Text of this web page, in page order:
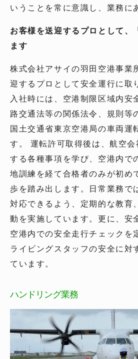
いうことを常に意識し、業務に
お客様を送迎するプロとして、
ます
株式会社アサイの羽田空港事業
迎するプロとして安全運行に取
入社時には、空港制限区域内安
路交通法等の関係法令、規則等
国土交通省東京空港局の車両運
す。 運転許可取得後は、航空会
する各種事項を学び、空港内で
地訓練を経て合格者のみが初め
歩を踏み出します。日常業務で
対応できるよう、定期的な教育
動を実施しています。更に、安
空港内での安全走行チェックを
ライビングスタッフの安全に対
ています。
ハンドリング業務